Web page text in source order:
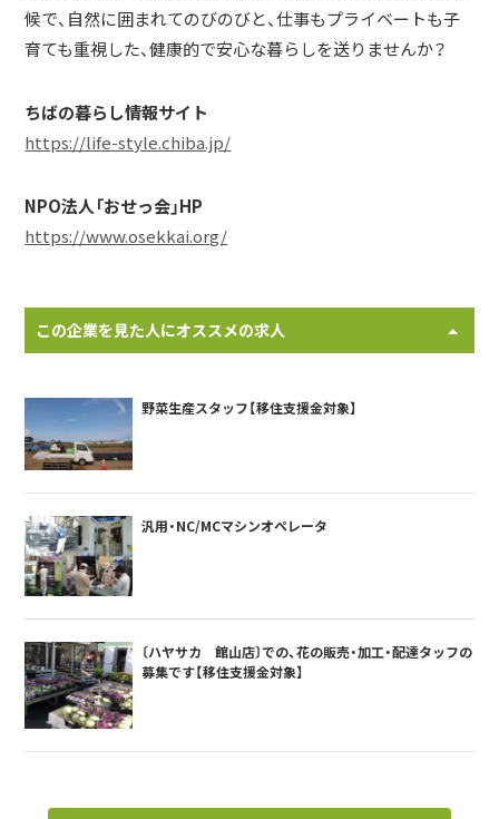
候で、自然に囲まれてのびのびと、仕事もプライベートも子
育ても重視した、健康的で安心な暮らしを送りませんか？
ちばの暮らし情報サイト
https://life-style.chiba.jp/
NPO法人「おせっ会」HP
https://www.osekkai.org/
この企業を見た人にオススメの求人
野菜生産スタッフ【移住支援金対象】
汎用・NC/MCマシンオペレータ
〔ハヤサカ 館山店〕での、花の販売・加工・配達タッフの
募集です【移住支援金対象】